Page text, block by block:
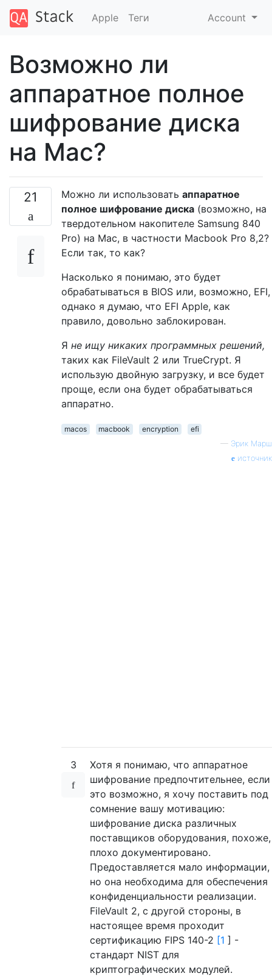
Apple Теги Account
Возможно ли
аппаратное полное
шифрование диска
на Mac?
21 Можно ли использовать аппаратное
полное шифрование диска (возможно, на
твердотельном накопителе Samsung 840
Pro) на Mac, в частности Macbook Pro 8,2?
Если так, то как?
Насколько я понимаю, это будет
обрабатываться в BIOS или, возможно, EFI,
однако я думаю, что EFI Apple, как
правило, довольно заблокирован.
Я не ищу никаких программных решений,
таких как FileVault 2 или TrueCrypt. Я
использую двойную загрузку, и все будет
проще, если она будет обрабатываться
аппаратно.
macos macbook encryption
efi
— Эрик Марш
источник
3
Хотя я понимаю, что аппаратное
шифрование предпочтительнее, если
это возможно, я хочу поставить под
сомнение вашу мотивацию:
шифрование диска различных
поставщиков оборудования, похоже,
плохо документировано.
Предоставляется мало информации,
но она необходима для обеспечения
конфиденциальности реализации.
FileVault 2, с другой стороны, в
настоящее время проходит
сертификацию FIPS 140-2 [1 ] -
стандарт NIST для
криптографических модулей.